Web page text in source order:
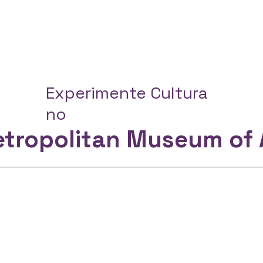
Experimente Cultura
no
Museum of